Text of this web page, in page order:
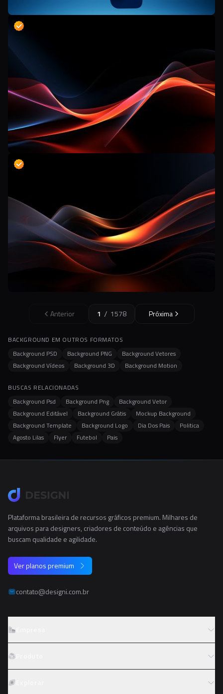
Anterior 1 / 1578 Próxima
BACKGROUND EM OUTROS FORMATOS
Background PSD
Background PNG
Background Vetores
Background Vídeos
Background 3D Background Motion
BUSCAS RELACIONADAS
Background Psd
Background Png
Background Vetor
Background Editável
Background Grátis
Mockup Background
Background Template
Background Logo Dia Dos Pais
Politica
Agosto Lilas
Flyer Futebol Pais
Plataforma brasileira de recursos gráficos premium. Milhares de
arquivos para designers, criadores de conteúdo e agências que
buscam qualidade e agilidade.
Ver planos premium
contato@designi.com.br
Trabalhe conosco